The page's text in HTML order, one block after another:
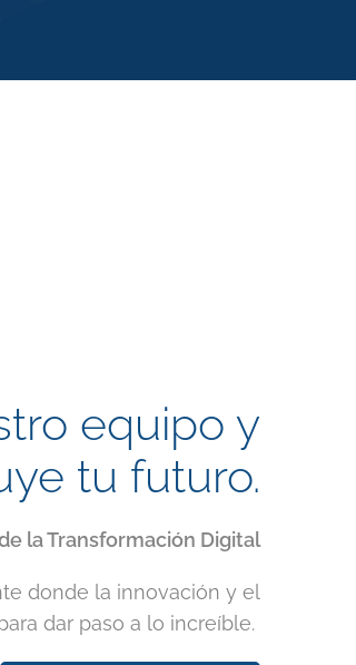
equipo y
tu futuro.
la Transformación Digital
donde la innovación y el
dar paso a lo increíble.